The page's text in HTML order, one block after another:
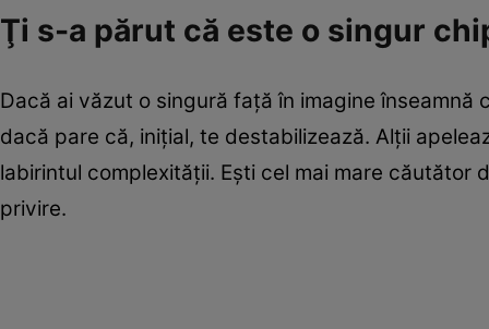
Ţi s-a părut că este o singur
Dacă ai văzut o singură faţă în imagine
dacă pare că, iniţial, te destabilizează. Alții
labirintul complexității. Ești cel mai mare căutător
privire.